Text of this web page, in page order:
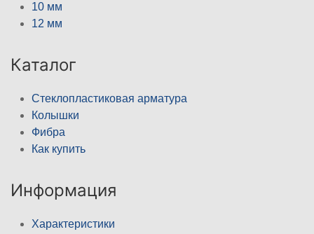
10 мм
12 мм
Каталог
Стеклопластиковая арматура
Колышки
Фибра
Как купить
Информация
Характеристики